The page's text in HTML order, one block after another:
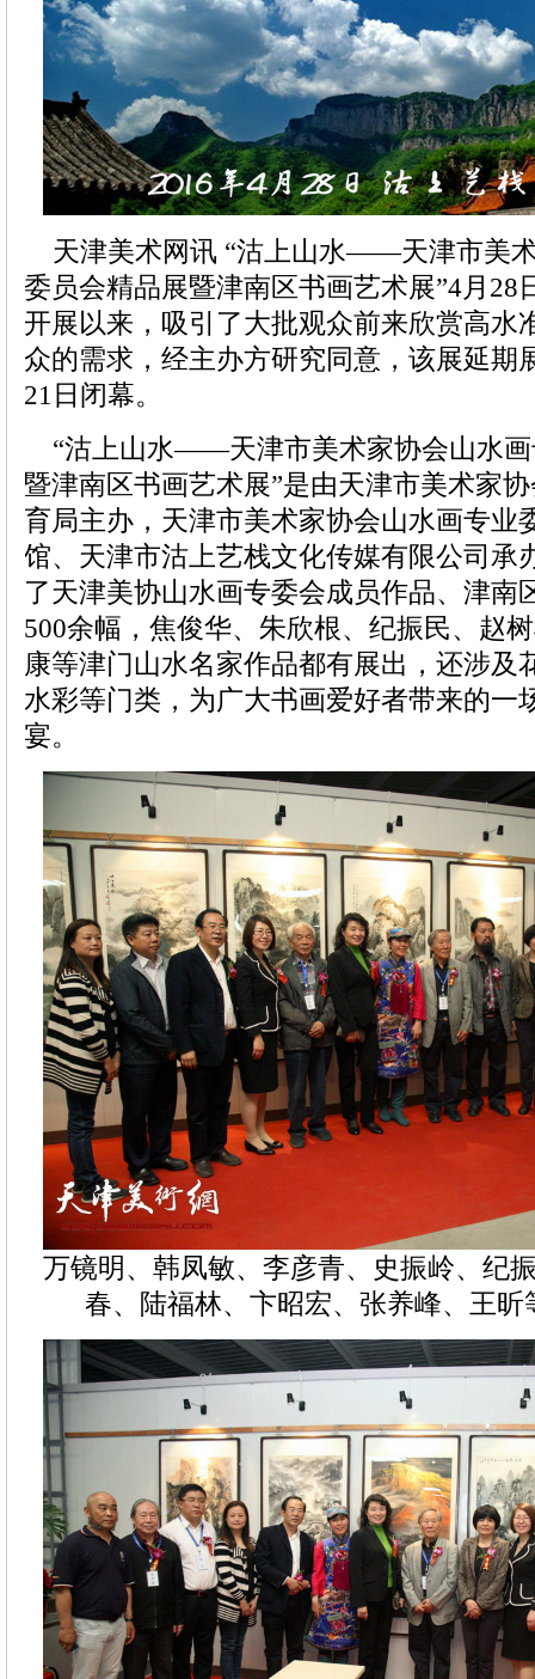
天津美术网讯 “沽上山水——天津市美
委员会精品展暨津南区书画艺术展”4月28
开展以来，吸引了大批观众前来欣赏高水
众的需求，经主办方研究同意，该展延期
21日闭幕。
“沽上山水——天津市美术家协会山水画
暨津南区书画艺术展”是由天津市美术家
育局主办，天津市美术家协会山水画专业
馆、天津市沽上艺栈文化传媒有限公司承
了天津美协山水画专委会成员作品、津南
500余幅，焦俊华、朱欣根、纪振民、赵
康等津门山水名家作品都有展出，还涉及
水彩等门类，为广大书画爱好者带来的一
宴。
万镜明、韩凤敏、李彦青、史振岭、纪
春、陆福林、卞昭宏、张养峰、王昕